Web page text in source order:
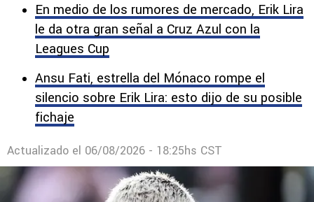
En medio de los rumores de mercado, Erik Lira
le da otra gran señal a Cruz Azul con la
Leagues Cup
Ansu Fati, estrella del Mónaco rompe el
silencio sobre Erik Lira: esto dijo de su posible
fichaje
Actualizado el 06/08/2026 - 18:25hs CST